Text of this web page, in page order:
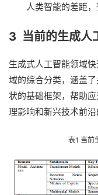
人类智能的差距
3 当前的生成人
生成式人工智能领域
域的综合分类，涵盖
状的基础框架，帮助
理影响和新兴技术前沿
表1 当前